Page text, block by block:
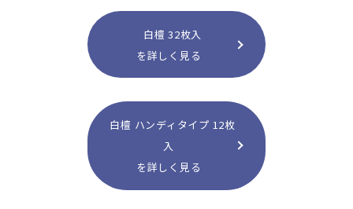
白檀 32枚入
を詳しく見る
白檀 ハンディタイプ 12枚
入
を詳しく見る